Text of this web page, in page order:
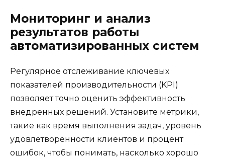
Мониторинг и анализ
результатов работы
автоматизированных систем
Регулярное отслеживание ключевых
показателей производительности (KPI)
позволяет точно оценить эффективность
внедренных решений. Установите метрики,
такие как время выполнения задач, уровень
удовлетворенности клиентов и процент
ошибок, чтобы понимать, насколько хорошо